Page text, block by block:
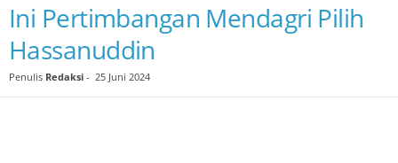
Ini Pertimbangan Mendagri Pilih
Hassanuddin
Penulis Redaksi - 25 Juni 2024